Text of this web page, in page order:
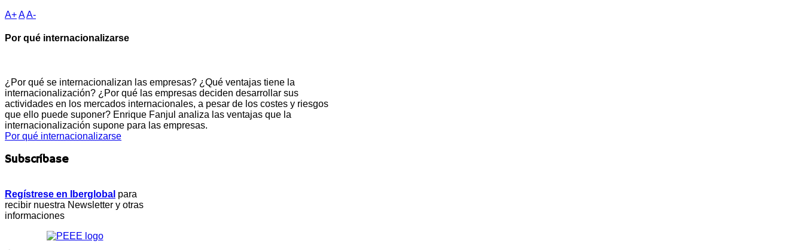
A+AA-
Por qué internacionalizarse
¿Por qué se internacionalizan las empresas? ¿Qué ventajas tiene la
internacionalización? ¿Por qué las empresas deciden desarrollar sus
actividades en los mercados internacionales, a pesar de los costes y riesgos
que ello puede suponer? Enrique Fanjul analiza las ventajas que la
internacionalización supone para las empresas.
Por qué internacionalizarse
Subscríbase
Regístrese en Iberglobal para
recibir nuestra Newsletter y otras
informaciones